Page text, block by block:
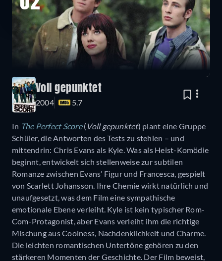
Voll gepunktet
2004 5.7
In The Perfect Score( Voll gepunktet) plant eine Gruppe
Schüler, die Antworten des Tests zu stehlen – und
mittendrin: Chris Evans als Kyle. Was als Heist-Komödie
beginnt, entwickelt sich stellenweise zur subtilen
Romanze zwischen Evans’ Figur und Francesca, gespielt
von Scarlett Johansson. Ihre Chemie wirkt natürlich und
unaufgesetzt, was dem Film eine sympathische
emotionale Ebene verleiht. Kyle ist kein typischer Rom-
Com-Protagonist, aber Evans verleiht ihm die richtige
Mischung aus Coolness, Nachdenklichkeit und Charme.
Die leichten romantischen Untertöne gehören zu den
stärkeren Momenten der Geschichte. Der Film beweist,